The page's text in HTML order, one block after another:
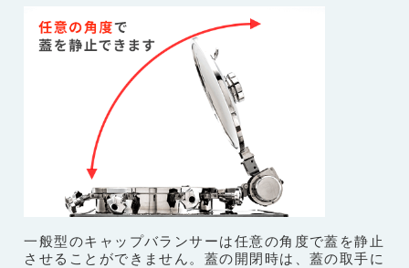
一般型のキャップバランサーは任意の角度で蓋を静止
させることができません。蓋の開閉時は、蓋の取手に